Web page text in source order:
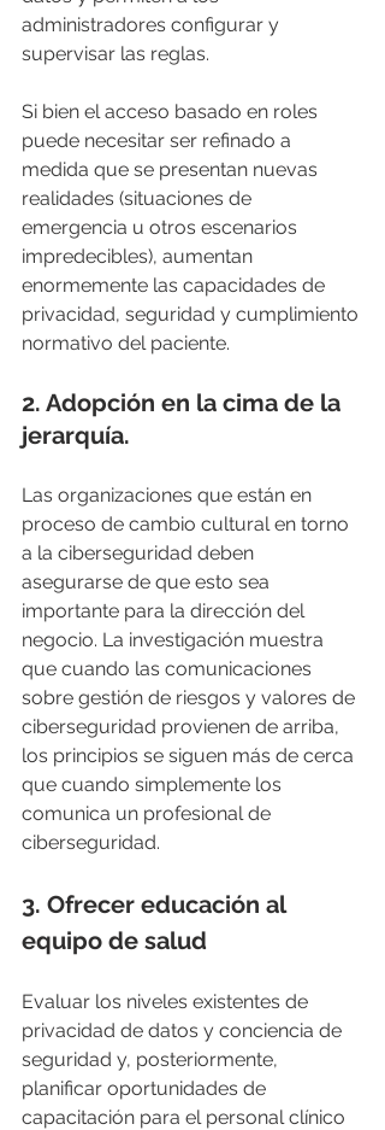
administradores configurar y
supervisar las reglas.
Si bien el acceso basado en roles
puede necesitar ser refinado a
medida que se presentan nuevas
realidades (situaciones de
emergencia u otros escenarios
impredecibles), aumentan
enormemente las capacidades de
privacidad, seguridad y cumplimiento
normativo del paciente.
2. Adopción en la cima de la
jerarquía.
Las organizaciones que están en
proceso de cambio cultural en torno
a la ciberseguridad deben
asegurarse de que esto sea
importante para la dirección del
negocio. La investigación muestra
que cuando las comunicaciones
sobre gestión de riesgos y valores de
ciberseguridad provienen de arriba,
los principios se siguen más de cerca
que cuando simplemente los
comunica un profesional de
ciberseguridad.
3. Ofrecer educación al
equipo de salud
Evaluar los niveles existentes de
privacidad de datos y conciencia de
seguridad y, posteriormente,
planificar oportunidades de
capacitación para el personal clínico